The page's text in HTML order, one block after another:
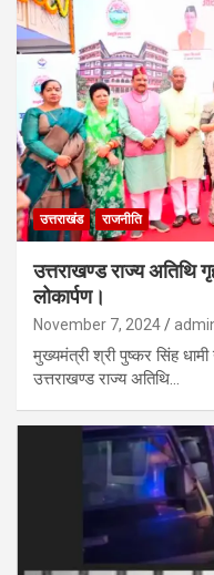
उत्तराखंड राजनीति
उत्तराखण्ड राज्य अतिथि
लोकार्पण।
November 7, 2024
मुख्यमंत्री श्री पुष्कर सिंह
उत्तराखण्ड राज्य अतिथि…